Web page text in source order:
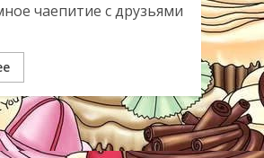
чаепитие с друзьями